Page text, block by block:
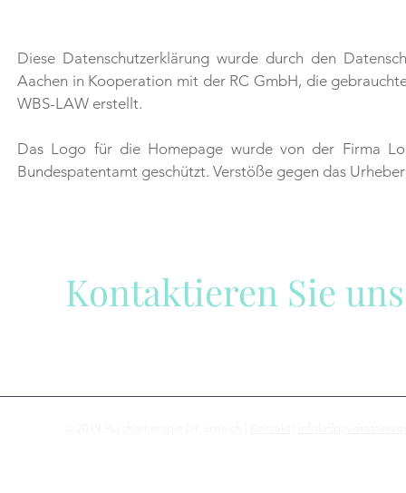
Diese Datenschutzerklärung wurde durch den
Aachen in Kooperation mit der RC GmbH, die
WBS-LAW erstellt.
Das Logo für die Homepage wurde von der Firma
Bundespatentamt geschützt. Verstöße gegen das
Kontaktieren Sie uns